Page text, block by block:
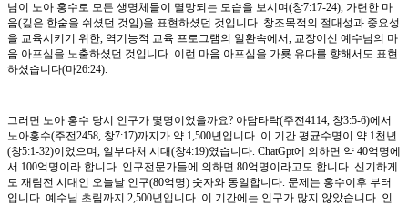
님이 노아 홍수로 모든 생명체들이 멸망되는 모습을 보시며(창7:17-24), 가련한 마
음(깊은 한숨을 쉬셨던 것임)을 표현하셨던 것입니다. 창조목적의 절대성과 중요성
을 교육시키기 위한, 역기능적 교육 프로그램의 일환속에서, 교장이신 예수님의 마
음 아프심을 노출하셨던 것입니다. 이런 마음 아프심을 가룟 유다를 향해서도 표현
하셨습니다(마26:24).
그러면 노아 홍수 당시 인구가 몇명이었을까요? 아담타락(주전4114, 창3:5-6)에서
노아홍수(주전2458, 창7:17)까지가 약 1,500년입니다. 이 기간 평균수명이 약 1천년
(창5:1-32)이었으며, 일부다처 시대(창4:19)였습니다. ChatGpt에 의하면 약 40억명에
서 100억명이라 합니다. 인구전문가들에 의하면 80억명이라고도 합니다. 신기하게
도 재림전 시대인 오늘날 인구(80억명) 숫자와 동일합니다. 문제는 홍수이후 부터
입니다. 예수님 초림까지 2,500년입니다. 이 기간에는 인구가 많지 않았습니다. 인